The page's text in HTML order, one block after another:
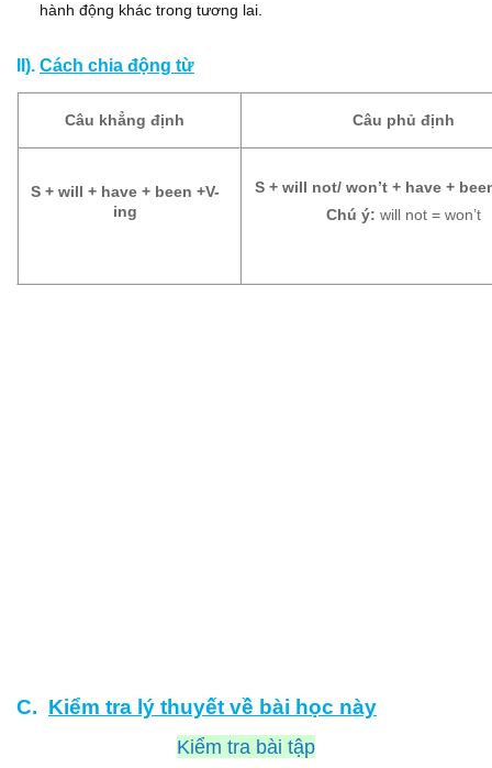
hành động khác trong tương lai.
II). Cách chia động từ
Câu khẳng định Câu phủ định
S + will + have + been +V-
ing
S + will not/ won’t + have +
Chú ý: will not = won’t
C. Kiểm tra lý thuyết về bài học này
Kiểm tra bài tập